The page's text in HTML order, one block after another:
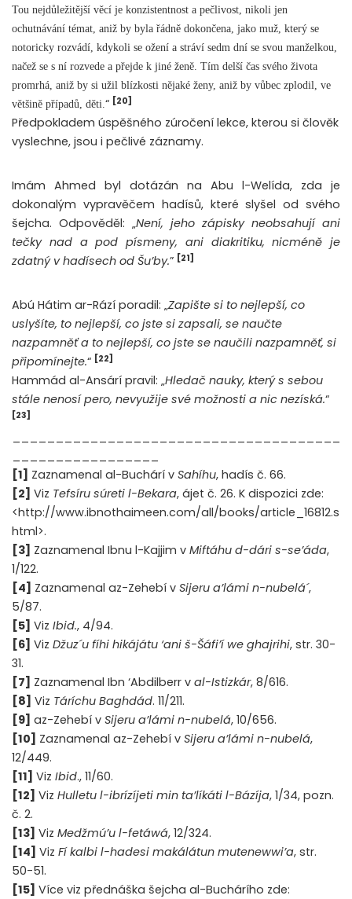
Tou nejdůležitější věcí je konzistentnost a pečlivost, nikoli jen
ochutnávání témat, aniž by byla řádně dokončena, jako muž, který se
notoricky rozvádí, kdykoli se ožení a stráví sedm dní se svou manželkou,
načež se s ní rozvede a přejde k jiné ženě. Tím delší čas svého života
promrhá, aniž by si užil blízkosti nějaké ženy, aniž by vůbec zplodil, ve
většině případů, děti. “ [20]
Předpokladem úspěšného zúročení lekce, kterou si člověk
vyslechne, jsou i pečlivé záznamy.
Imám Ahmed byl dotázán na Abu l-Welída, zda je
dokonalým vypravěčem hadísů, které slyšel od svého
šejcha. Odpověděl: „Není, jeho zápisky neobsahují ani
tečky nad a pod písmeny, ani diakritiku, nicméně je
zdatný v hadísech od Šu’by.” [21]
Abú Hátim ar-Rází poradil: „Zapište si to nejlepší, co
uslyšíte, to nejlepší, co jste si zapsali, se naučte
nazpamněť a to nejlepší, co jste se naučili nazpamněť, si
připomínejte.“ [22]
Hammád al-Ansárí pravil: „Hledač nauky, který s sebou
stále nenosí pero, nevyužije své možnosti a nic nezíská.“
[23]
[1] Zaznamenal al-Buchárí v Sahíhu, hadís č. 66.
[2] Viz Tefsíru súreti l-Bekara, ájet č. 26. K dispozici zde:
<http://www.ibnothaimeen.com/all/books/article_16812.s
html>.
[3] Zaznamenal Ibnu l-Kajjim v Miftáhu d-dári s-se’áda,
1/122.
[4] Zaznamenal az-Zehebí v Sijeru a’lámi n-nubelá´,
5/87.
[5] Viz Ibid., 4/94.
[6] Viz Džuz´u fíhi hikájátu ‘ani š-Šáfi’í we ghajrihi, str. 30-
31.
[7] Zaznamenal Ibn ‘Abdilberr v al-Istizkár, 8/616.
[8] Viz Táríchu Baghdád. 11/211.
[9] az-Zehebí v Sijeru a’lámi n-nubelá, 10/656.
[10] Zaznamenal az-Zehebí v Sijeru a’lámi n-nubelá,
12/449.
[11] Viz Ibid., 11/60.
[12] Viz Hulletu l-ibrízíjeti min ta’líkáti l-Bázíja, 1/34, pozn.
č. 2.
[13] Viz Medžmú’u l-fetáwá, 12/324.
[14] Viz Fí kalbi l-hadesi makálátun mutenewwi’a, str.
50-51.
[15] Více viz přednáška šejcha al-Buchárího zde: